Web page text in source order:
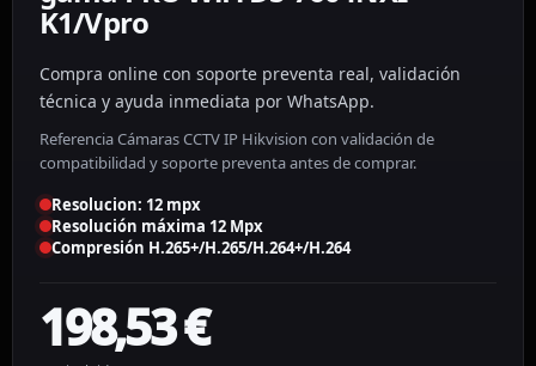
K1/Vpro
Compra online con soporte preventa real, validación
técnica y ayuda inmediata por WhatsApp.
Referencia Cámaras CCTV IP Hikvision con validación de
compatibilidad y soporte preventa antes de comprar.
Resolucion: 12 mpx
Resolución máxima 12 Mpx
Compresión H.265+/H.265/H.264+/H.264
198,53€